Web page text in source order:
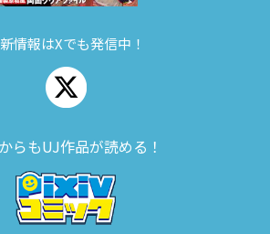
情報はXでも発信中！
らもUJ作品が読める！